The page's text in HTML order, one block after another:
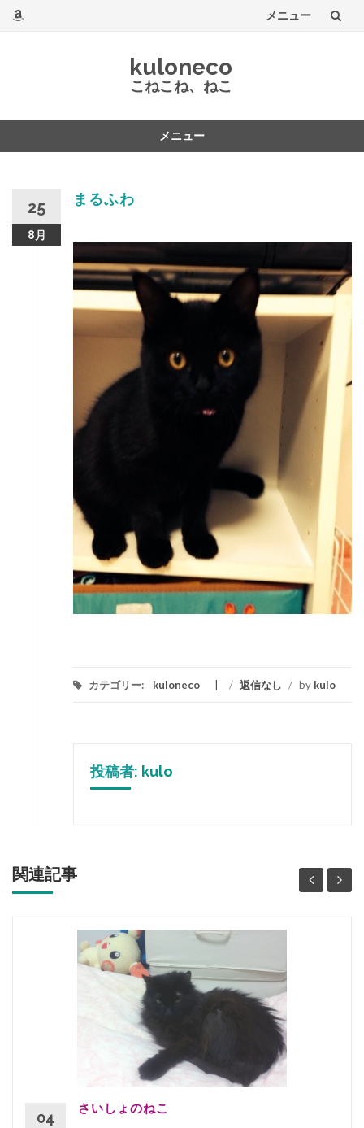
メニュー
kuloneco
こねこね、ねこ
メニュー
25
8月
まるふわ
カテゴリー: kuloneco / 返信なし / by kulo
投稿者: kulo
関連記事
04
さいしょのねこ